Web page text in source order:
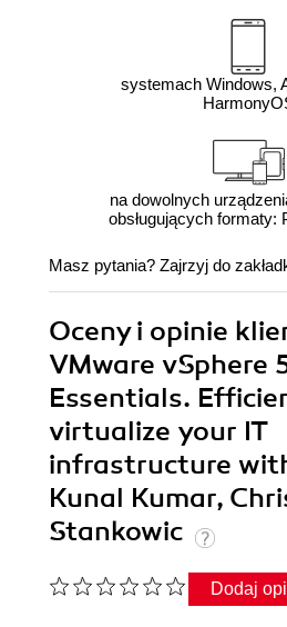
systemach Windows,
na dowolnych
obsługujących formaty:
Masz pytania? Zajrzyj do
Oceny i opinie
VMware vSphere
Essentials.
virtualize your IT
infrastructure
Kunal Kumar,
Stankowic
Dodaj